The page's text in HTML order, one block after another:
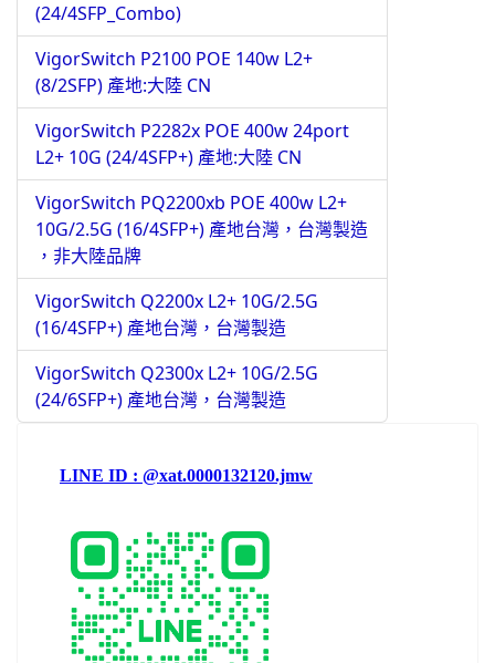
(24/4SFP_Combo)
VigorSwitch P2100 POE 140w L2+
(8/2SFP) 產地:大陸 CN
VigorSwitch P2282x POE 400w 24port
L2+ 10G (24/4SFP+) 產地:大陸 CN
VigorSwitch PQ2200xb POE 400w L2+
10G/2.5G (16/4SFP+) 產地台灣，台灣製造
，非大陸品牌
VigorSwitch Q2200x L2+ 10G/2.5G
(16/4SFP+) 產地台灣，台灣製造
VigorSwitch Q2300x L2+ 10G/2.5G
(24/6SFP+) 產地台灣，台灣製造